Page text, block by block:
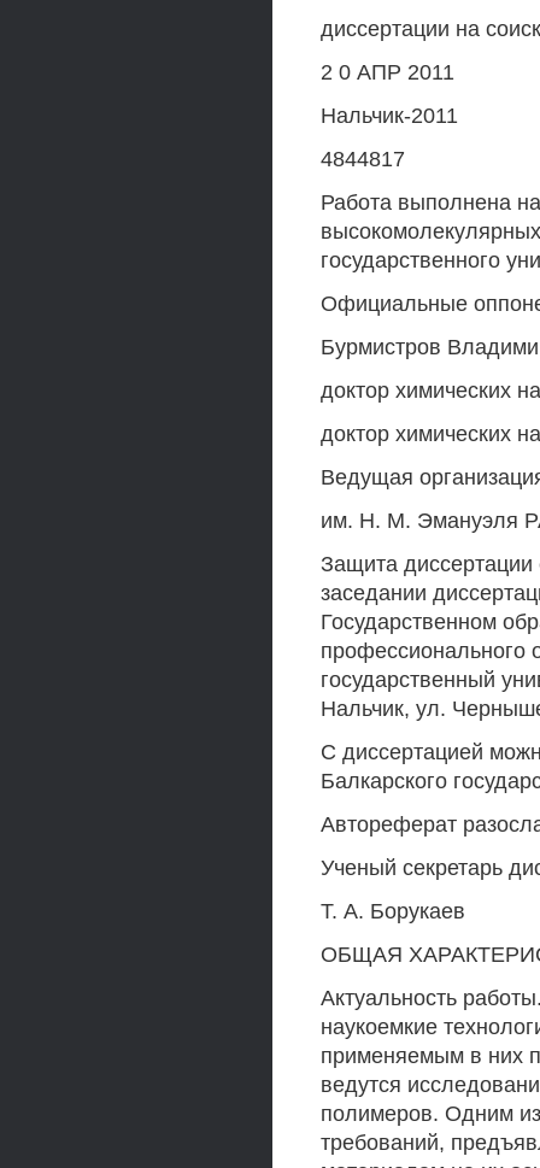
диссертации на
2 0 АПР 2011
Нальчик-2011
4844817
Работа выполнена
государственного
Официальные
Бурмистров
доктор химических
доктор химических
Ведущая
им. Н. М. Эмануэля
Защита диссертации
заседании
Государственном
профессионального
государственный
Нальчик, ул.
С диссертацией
Балкарского
Автореферат
Ученый секретарь
Т. А. Борукаев
ОБЩАЯ
Актуальность
наукоемкие
применяемым в них
ведутся
полимеров. Одним
требований,